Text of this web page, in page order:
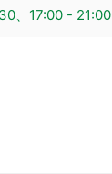
、17:00 - 21:00